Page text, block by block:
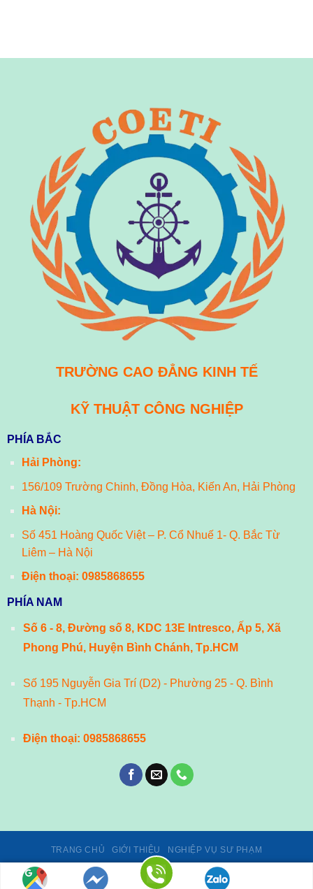
TRƯỜNG CAO ĐẲNG KINH TẾ
KỸ THUẬT CÔNG NGHIỆP
PHÍA BẮC
Hải Phòng:
156/109 Trường Chinh, Đồng Hòa, Kiến An, Hải Phòng
Hà Nội:
Số 451 Hoàng Quốc Việt – P. Cổ Nhuế 1- Q. Bắc Từ
Liêm – Hà Nội
Điện thoại: 0985868655
PHÍA NAM
Số 6 - 8, Đường số 8, KDC 13E Intresco, Ấp 5, Xã
Phong Phú, Huyện Bình Chánh, Tp.HCM
Số 195 Nguyễn Gia Trí (D2) - Phường 25 - Q. Bình
Thạnh - Tp.HCM
Điện thoại: 0985868655
TRANG CHỦ GIỚI THIỆU NGHIỆP VỤ SƯ PHẠM
Giấy phép số 02/GP-TTĐT, ngày 24/01/2014 của Cục Phát thanh,
truyền hình và Thông tin điện tử - Bộ Thông tin và Truyền thông.